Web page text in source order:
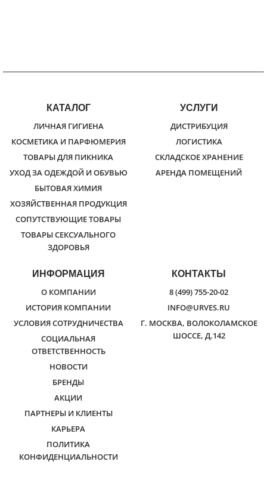
КАТАЛОГ
ЛИЧНАЯ ГИГИЕНА
КОСМЕТИКА И ПАРФЮМЕРИЯ
ТОВАРЫ ДЛЯ ПИКНИКА
УХОД ЗА ОДЕЖДОЙ И ОБУВЬЮ
БЫТОВАЯ ХИМИЯ
ХОЗЯЙСТВЕННАЯ ПРОДУКЦИЯ
СОПУТСТВУЮЩИЕ ТОВАРЫ
ТОВАРЫ СЕКСУАЛЬНОГО
ЗДОРОВЬЯ
УСЛУГИ
ДИСТРИБУЦИЯ
ЛОГИСТИКА
СКЛАДСКОЕ ХРАНЕНИЕ
АРЕНДА ПОМЕЩЕНИЙ
ИНФОРМАЦИЯ
О КОМПАНИИ
ИСТОРИЯ КОМПАНИИ
УСЛОВИЯ СОТРУДНИЧЕСТВА
СОЦИАЛЬНАЯ
ОТВЕТСТВЕННОСТЬ
НОВОСТИ
БРЕНДЫ
АКЦИИ
ПАРТНЕРЫ И КЛИЕНТЫ
КАРЬЕРА
ПОЛИТИКА
КОНФИДЕНЦИАЛЬНОСТИ
КОНТАКТЫ
8 (499) 755-20-02
INFO@URVES.RU
Г. МОСКВА, ВОЛОКОЛАМСКОЕ
ШОССЕ, Д.142